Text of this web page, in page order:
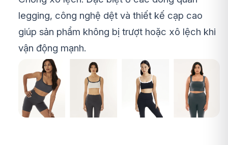
legging, công nghệ dệt và thiết kế cạp cao
giúp sản phẩm không bị trượt hoặc xô lệch khi
vận động mạnh.